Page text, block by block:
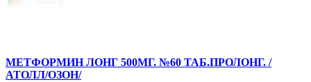
МЕТФОРМИН ЛОНГ 500МГ. №60 ТАБ.ПРОЛОНГ. /
АТОЛЛ/ОЗОН/